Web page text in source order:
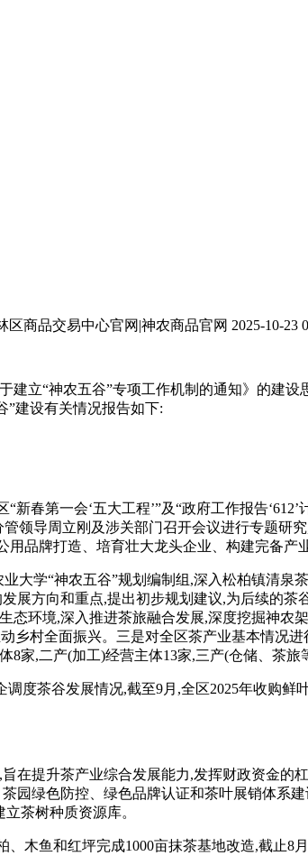
区商品交易中心官网|神农商品官网 2025-10-23 0
立“神农五谷”专项工作机制的通知》的建
”建设有关情况报告如下:
新春第一会‘五大工程’”及“政府工作报告‘612’
领导周立刚及涉关部门召开会议进行专题研
品牌打造、培育壮大龙头企业、构建完备产
大学“神农五谷”规划编制组,深入松柏镇清
展方向和重点,提出初步规划建议,为后续的茶
态环境,深入推进茶旅融合发展,深度挖掘神
乡村全面振兴。 三是对全区茶产业基本情况
8家,二产(加工)经营主体13家,三产(仓储、茶旅
调度茶谷发展情况,截至9月,全区2025年收购鲜
在提升茶产业综合发展能力,发挥财政资金的
园绿色防控、绿色品牌认证和茶叶展销体系
茶树种质资源库。
、木鱼和红坪完成1000亩抹茶基地改造,截止8